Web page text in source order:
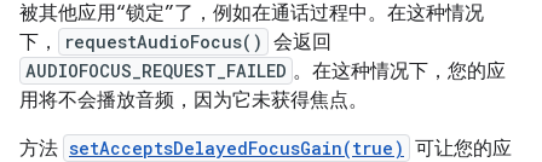
被其他应用“锁定”了，例如在通话过程中。在这种情况
下，
requestAudioFocus() 会返回
AUDIOFOCUS_REQUEST_FAILED 。在这种情况下，您的应
用将不会播放音频，因为它未获得焦点。
方法 setAcceptsDelayedFocusGain(true) 可让您的应